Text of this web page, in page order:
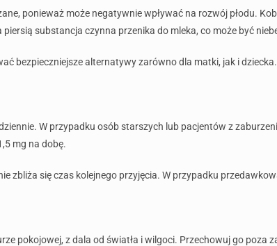
ponieważ może negatywnie wpływać na rozwój płodu.
substancja czynna przenika do mleka, co może być
bezpieczniejsze alternatywy zarówno dla matki, jak i dziecka.
W przypadku osób starszych lub pacjentów z
mg na dobę.
zbliża się czas kolejnego przyjęcia. W przypadku
pokojowej, z dala od światła i wilgoci. Przechowuj go poza